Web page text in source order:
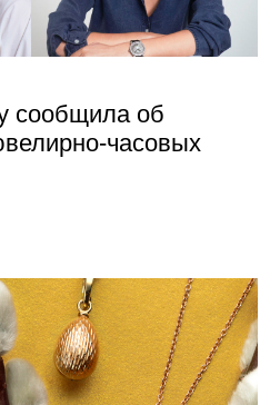
сообщила об
часовых